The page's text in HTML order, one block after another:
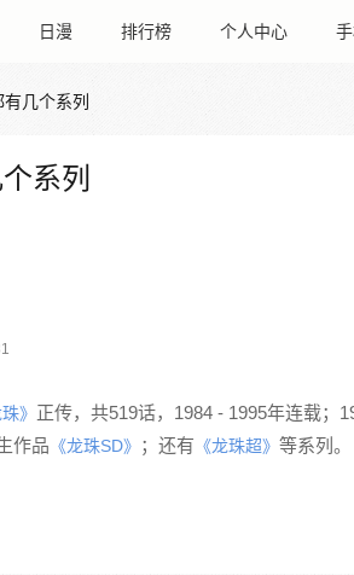
日漫 排行榜 个人中心
几个系列
系列
》 正传，共519话，1984 - 1995年连载；
作品 《龙珠SD》 ；还有 《龙珠超》 等系列。